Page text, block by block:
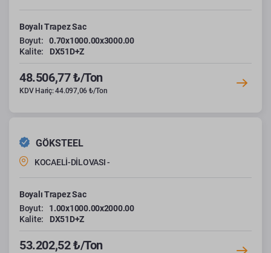
Boyalı Trapez Sac
Boyut:
0.70x1000.00x3000.00
Kalite:
DX51D+Z
48.506,77 ₺/Ton
KDV Hariç: 44.097,06 ₺/Ton
GÖKSTEEL
KOCAELİ-DİLOVASI -
Boyalı Trapez Sac
Boyut:
1.00x1000.00x2000.00
Kalite:
DX51D+Z
53.202,52 ₺/Ton